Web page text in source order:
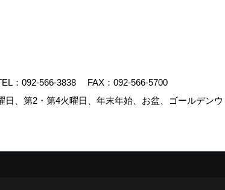
： 092-566-3838
FAX：092-566-5700
日、第2・第4火曜日、年末年始、お盆、ゴールデン
Reserved.